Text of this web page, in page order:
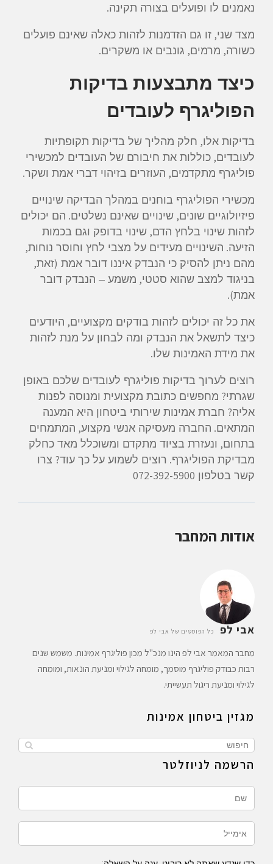
נאמנים לו ופועלים בצורה תקינה.
מצד שני, זו גם הזדמנות לזהות כאלה שאינם פועלים
כשורה, מרמים, גונבים או משקרים.
כיצד מתבצעות בדיקות
הפוליגרף לעובדים
בדיקות אלו, חלק מהליך של בדיקות תקופתיות
לעובדים, כוללות את חיבורם של העובדים למכשירי
פוליגרף מתקדמים, העוזרים בזיהוי דברי אמת ושקר.
מכשירי הפוליגרף בוחנים במהלך הבדיקה שינויים
פיזיולוגיים שונים, שינויים שאינם נשלטים. הם יכולים
לזהות שינוי בלחץ הדם, שינוי בדופק וגם בכמות
הזיעה. השינויים מעידים על מצבי לחץ וחוסר נוחות,
מהם ניתן להסיק כי הנבדק איננו דובר אמת (זאת,
בניגוד למצב שהוא סטטי, משמע – הנבדק דובר
אמת).
את כל זה יכולים לזהות בודקים מקצועיים, היודעים
כיצד לתשאל את הנבדק ומה לבחון על מנת לזהות
את מידת האמינות שלו.
רוצים לערוך בדיקות פוליגרף לעובדים שלכם באופן
שגרתי? מחפשים כתובת מקצועית ומנוסה לפנות
אליה? חברת אמינות שירותי ביטחון היא המענה
המתאים. החברה מעסיקה אנשי מקצוע, המתמחים
בתחום, ונעזרת בציוד מתקדם ומשוכלל מאד כחלק
מבדיקת הפוליגרף. רוצים לשמוע על כך עוד? צרו
קשר בטלפון 072-392-5900
אודות המחבר
אבי לפ כל הפוסטים של אבי לפ
מחבר המאמר אבי לפ הינו מנכ"ל מכון פוליגרף אמינות. משמש שנים
רבות כבודק פוליגרף מוסמך, מומחה לגילוי ומניעת הונאות, ומומחה
לגילוי ומניעת ריגול תעשייתי.
מגזין ביטחון אמינות
הרשמה לניוזלטר